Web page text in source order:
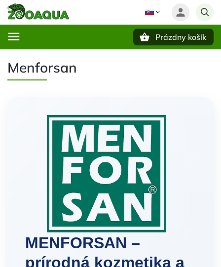
Prázdny košík
Menforsan
MENFORSAN –
prírodná kozmetika a